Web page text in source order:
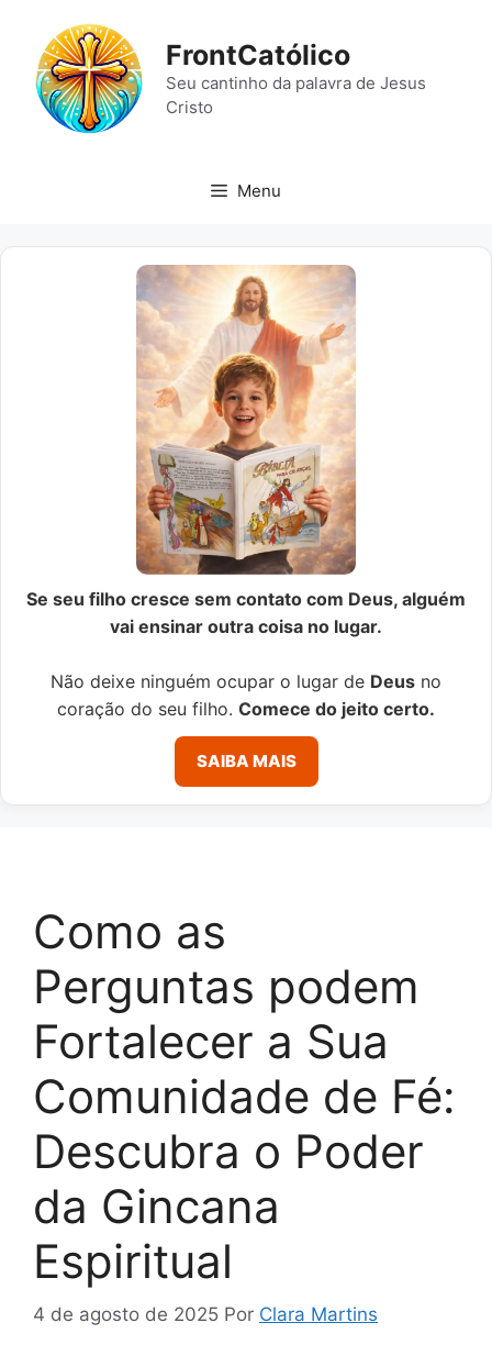
conteúdo
FrontCatólico
Seu cantinho da palavra de Jesus
Cristo
Menu
Se seu filho cresce sem contato com Deus, alguém
vai ensinar outra coisa no lugar.
Não deixe ninguém ocupar o lugar de Deus no
coração do seu filho. Comece do jeito certo.
SAIBA MAIS
Como as
Perguntas podem
Fortalecer a Sua
Comunidade de Fé:
Descubra o Poder
da Gincana
Espiritual
4 de agosto de 2025 Por Clara Martins